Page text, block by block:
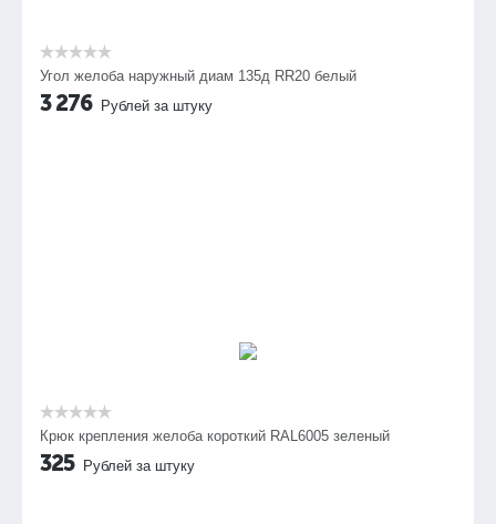
Угол желоба наружный диам 135д RR20 белый
3 276 Рублей за штуку
Крюк крепления желоба короткий RAL6005 зеленый
325 Рублей за штуку